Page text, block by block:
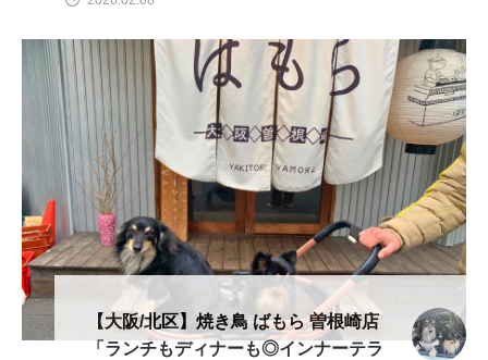
【大阪/北区】焼き鳥 ばもら 曽根崎店
「ランチもディナーも◎インナーテラ